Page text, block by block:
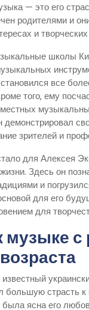
— это его
родителями и
и
школы
все
того, ему
демонстрировал
зрителей и
для Алексея
Здесь он
и
для его
для
музыке с
возраста
большую страсть
ясна его